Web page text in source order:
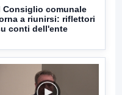
Consiglio comunale
a riunirsi: riflettori
conti dell'ente